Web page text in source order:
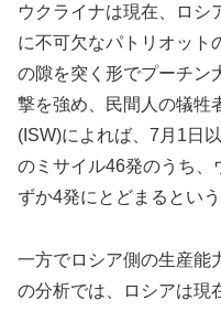
ウクライナは現在、ロシ
に不可欠なパトリオット
の隙を突く形でプーチン
撃を強め、民間人の犠牲
(ISW)によれば、7月1日
のミサイル46発のうち、
ずか4発にとどまるという
一方でロシア側の生産能
の分析では、ロシアは現